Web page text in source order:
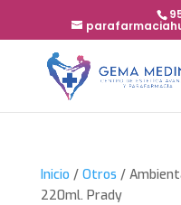
Inicio / Otros /
220ml. Prady